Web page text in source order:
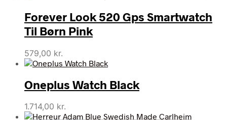
Forever Look 520 Gps Smartwatch
Til Børn Pink
579,00 kr.
Oneplus Watch Black
1.714,00 kr.